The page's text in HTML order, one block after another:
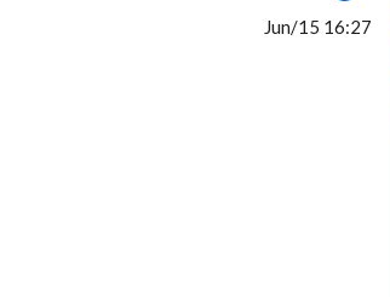
Jun/15 16:27